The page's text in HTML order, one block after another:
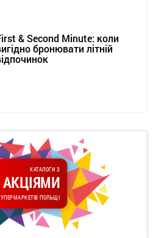
& Second Minute: коли
бронювати літній
КАТАЛОГИ З
АКЦІЯМИ
ПОЛЬЩІ